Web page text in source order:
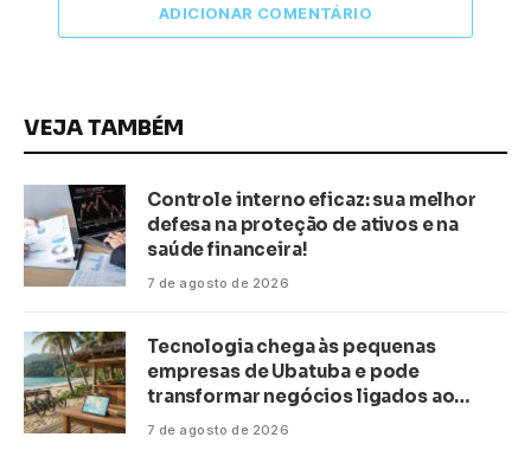
ADICIONAR COMENTÁRIO
VEJA TAMBÉM
Controle interno eficaz: sua melhor
defesa na proteção de ativos e na
saúde financeira!
7 de agosto de 2026
Tecnologia chega às pequenas
empresas de Ubatuba e pode
transformar negócios ligados ao
turismo no litoral
7 de agosto de 2026